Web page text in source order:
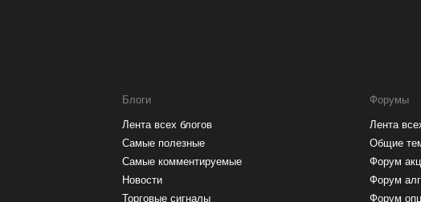
Блоги
Лента всех блогов
Самые полезные
Самые комментируемые
Новости
Торговые сигналы
Форумы
Лента
Общие
Форум
Форум
Форум